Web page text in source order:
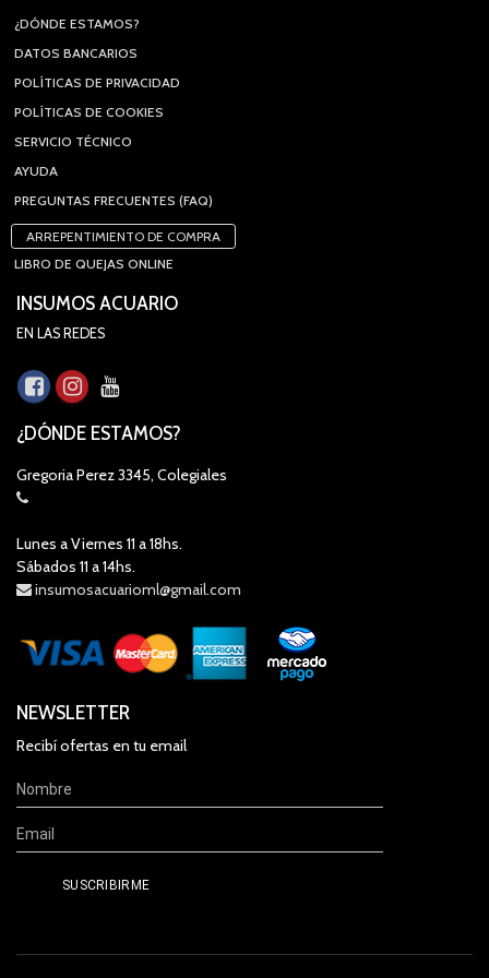
¿DÓNDE ESTAMOS?
DATOS BANCARIOS
POLÍTICAS DE PRIVACIDAD
POLÍTICAS DE COOKIES
SERVICIO TÉCNICO
AYUDA
PREGUNTAS FRECUENTES (FAQ)
ARREPENTIMIENTO DE COMPRA
LIBRO DE QUEJAS ONLINE
INSUMOS ACUARIO
EN LAS REDES
¿DÓNDE ESTAMOS?
Gregoria Perez 3345, Colegiales
Lunes a Viernes 11 a 18hs.
Sábados 11 a 14hs.
insumosacuarioml@gmail.com
NEWSLETTER
Recibí ofertas en tu email